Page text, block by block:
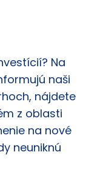
Na
naši
nájdete
z oblasti
na nové
neuniknú